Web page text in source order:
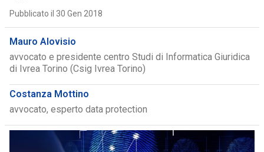
Pubblicato il 30 Gen 2018
Mauro Alovisio
avvocato e presidente centro Studi di Informatica Giuridica
di Ivrea Torino (Csig Ivrea Torino)
Costanza Mottino
avvocato, esperto data protection